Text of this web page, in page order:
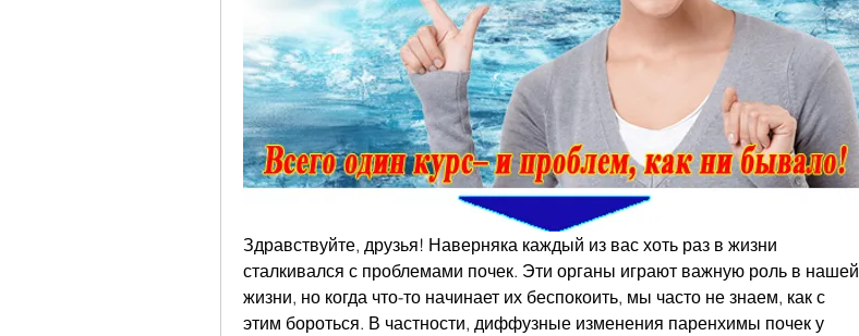
Здравствуйте, друзья! Наверняка каждый из вас хоть раз в жизни
сталкивался с проблемами почек. Эти органы играют важную роль в нашей
жизни, но когда что-то начинает их беспокоить, мы часто не знаем, как с
этим бороться. В частности, диффузные изменения паренхимы почек у